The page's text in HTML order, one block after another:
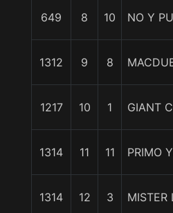
649 8 10 NO Y
1312 9 8
1217 10 1 GIANT
1314 11 11 PRIMO
1314 12 3 MISTER